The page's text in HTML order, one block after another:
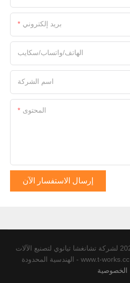
بريد إلكتروني
الهاتف/واتساب/سكايب
اسم الشركة
المحتوى
إرسال الاستفسار الآن
جميع الحقوق محفوظة © 2026 لشركة تشانغشا تيانوي لتصنيع الآلات
الهندسية المحدودة - www.t-works.cc
الخصوصية